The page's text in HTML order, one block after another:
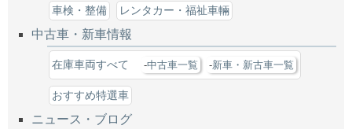
車検・整備 レンタカー・福祉車輛
中古車・新車情報
在庫車両すべて 中古車一覧 新車・新古車一覧
おすすめ特選車
ニュース・ブログ